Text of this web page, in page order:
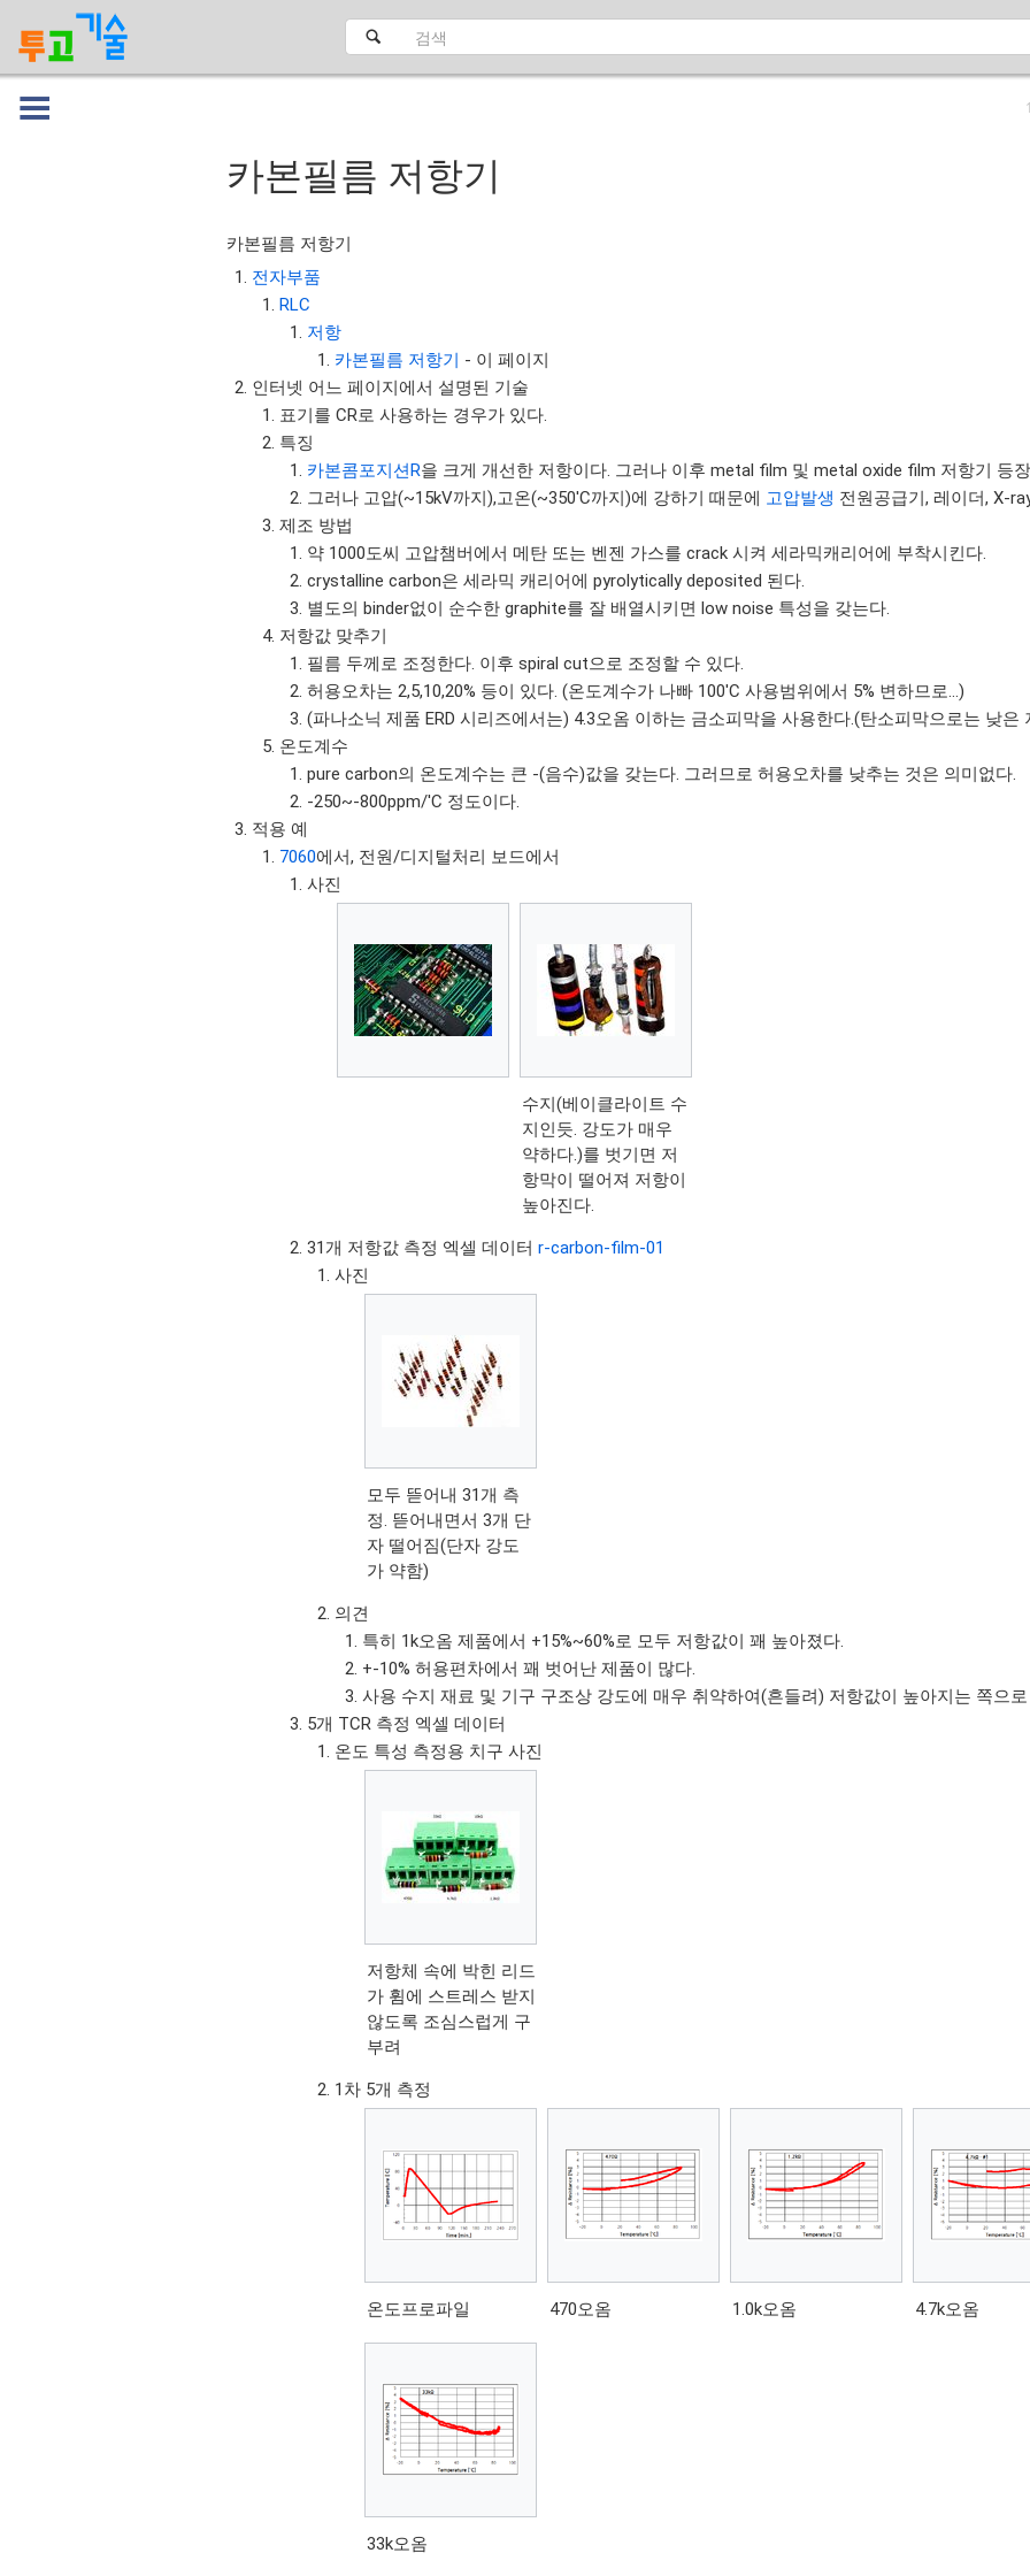
카본필름 저항기
카본필름 저항기
전자부품
RLC
저항
카본필름 저항기 - 이 페이지
인터넷 어느 페이지에서 설명된 기술
표기를 CR로 사용하는 경우가 있다.
특징
카본콤포지션R을 크게 개선한 저항이다. 그러나 이후 metal film 및 metal oxide film 저항기 등
그러나 고압(~15kV까지),고온(~350'C까지)에 강하기 때문에 고압발생 전원공급기, 레이더, X-
제조 방법
약 1000도씨 고압챔버에서 메탄 또는 벤젠 가스를 crack 시켜 세라믹캐리어에 부착시킨다.
crystalline carbon은 세라믹 캐리어에 pyrolytically deposited 된다.
별도의 binder없이 순수한 graphite를 잘 배열시키면 low noise 특성을 갖는다.
저항값 맞추기
필름 두께로 조정한다. 이후 spiral cut으로 조정할 수 있다.
허용오차는 2,5,10,20% 등이 있다. (온도계수가 나빠 100'C 사용범위에서 5% 변하므로...)
(파나소닉 제품 ERD 시리즈에서는) 4.3오옴 이하는 금소피막을 사용한다.(탄소피막으로는 낮은
온도계수
pure carbon의 온도계수는 큰 -(음수)값을 갖는다. 그러므로 허용오차를 낮추는 것은 의미없다.
-250~-800ppm/'C 정도이다.
적용 예
7060에서, 전원/디지털처리 보드에서
사진
수지(베이클라이트 수
지인듯. 강도가 매우
약하다.)를 벗기면 저
항막이 떨어져 저항이
높아진다.
31개 저항값 측정 엑셀 데이터r-carbon-film-01
사진
모두 뜯어내 31개 측
정. 뜯어내면서 3개 단
자 떨어짐(단자 강도
가 약함)
의견
특히 1k오옴 제품에서 +15%~60%로 모두 저항값이 꽤 높아졌다.
+-10% 허용편차에서 꽤 벗어난 제품이 많다.
사용 수지 재료 및 기구 구조상 강도에 매우 취약하여(흔들려) 저항값이 높아지는 쪽으
5개 TCR 측정 엑셀 데이터
온도 특성 측정용 치구 사진
저항체 속에 박힌 리드
가 휨에 스트레스 받지
않도록 조심스럽게 구
부려
1차 5개 측정
온도프로파일 470오옴 1.0k오옴 4.7k오옴
33k오옴